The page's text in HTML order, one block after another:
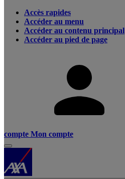
Accès rapides
Accéder au menu
Accéder au contenu principal
Accéder au pied de page
compte Mon compte